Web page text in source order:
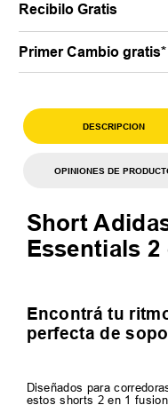
Recibilo Gratis
Primer Cambio gratis*
DESCRIPCION
OPINIONES DE
Short
Essentials 2
Encontrá tu
perfecta de
Diseñados para
estos shorts 2 en 1